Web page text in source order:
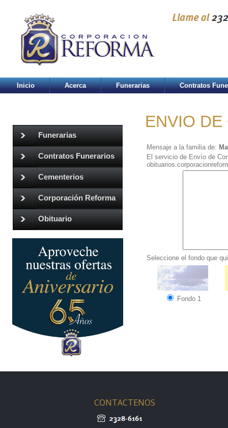
Inicio Acerca Funerarias Contratos
Funerarias
Contratos Funerarios
Cementerios
Corporación Reforma
Obituario
ENVIO
Mensaje a la familia de:
El servicio de Envío de
Seleccione el fondo que
Fondo 1
CONTACTENOS